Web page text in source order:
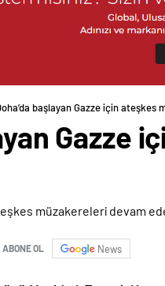
başlayan Gazze için
Gazze
ABONE OL News